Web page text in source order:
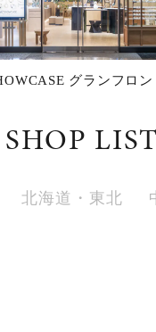
グランフロン
SHOP LIST
北海道・東北